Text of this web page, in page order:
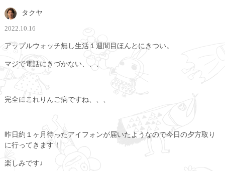
タクヤ
2022.10.16
アップルウォッチ無し生活１週間目ほんとにきつい。
マジで電話にきづかない、、、
完全にこれりんご病ですね、、、
昨日約１ヶ月待ったアイフォンが届いたようなので今日の夕方取り
に行ってきます！
楽しみです♩